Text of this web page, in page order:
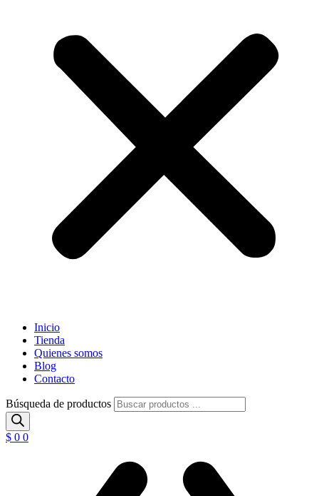
Inicio
Tienda
Quienes somos
Blog
Contacto
Búsqueda de productos
$ 0 0